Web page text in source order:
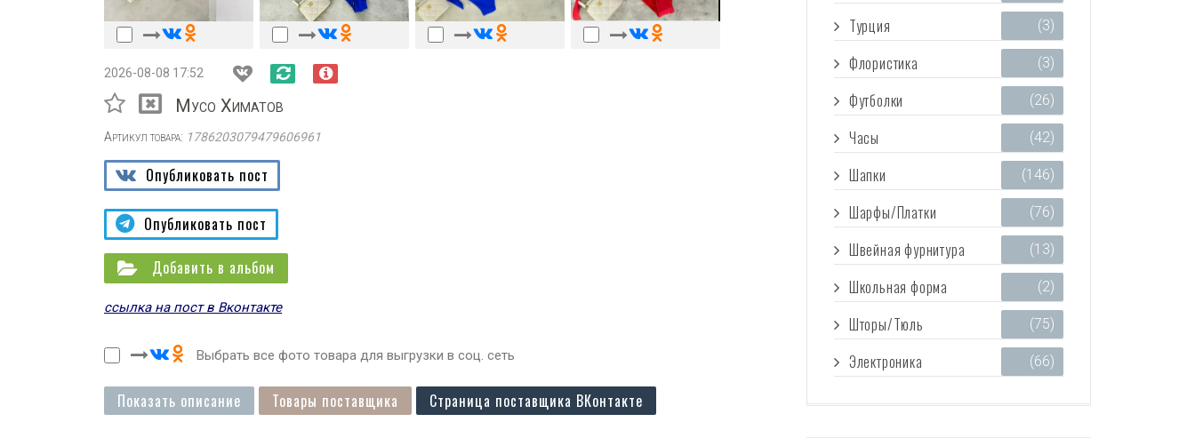
2026-08-08 17:52
Мусо Химатов
Артикул товара: 1786203079479606961
Опубликовать пост
Опубликовать пост
Добавить в альбом
ссылка на пост в Вконтакте
Выбрать все фото товара для выгрузки в соц. сеть
Показать описание Товары поставщика Страница поставщика ВКонтакте
Турция (3)
Флористика (3)
Футболки (26)
Часы (42)
Шапки (146)
Шарфы/Платки (76)
Швейная фурнитура (13)
Школьная форма (2)
Шторы/Тюль (75)
Электроника (66)